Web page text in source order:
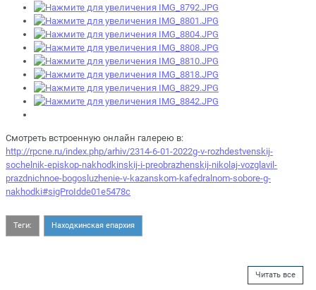
Смотреть встроенную онлайн галерею в:
http://rpcne.ru/index.php/arhiv/2314-6-01-2022g-v-rozhdestvenskij-
sochelnik-episkop-nakhodkinskij-i-preobrazhenskij-nikolaj-vozglavil-
prazdnichnoe-bogosluzhenie-v-kazanskom-kafedralnom-sobore-g-
nakhodki#sigProIdde01e5478c
Теги: Находкинская епархия
Читать все